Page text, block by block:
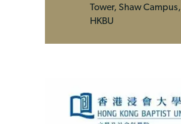
Tower, Shaw Campus,
HKBU